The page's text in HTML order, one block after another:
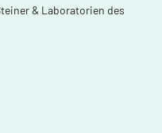
& Laboratorien des